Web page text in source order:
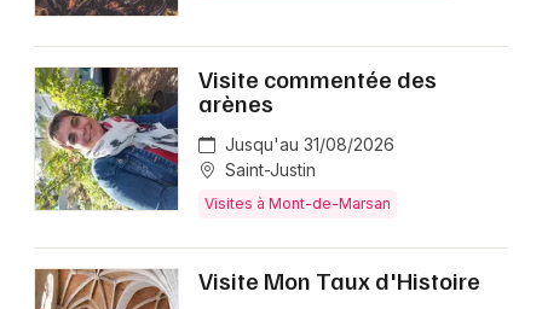
Visite commentée des
arènes
Jusqu'au 31/08/2026
Saint-Justin
Visites à Mont-de-Marsan
Visite Mon Taux d'Histoire